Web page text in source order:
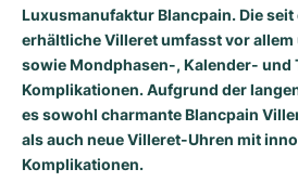
Luxusmanufaktur Blancpain. Die
erhältliche Villeret umfasst vor allem
sowie Mondphasen-, Kalender- und
Komplikationen. Aufgrund der
es sowohl charmante Blancpain
als auch neue Villeret-Uhren mit
Komplikationen.